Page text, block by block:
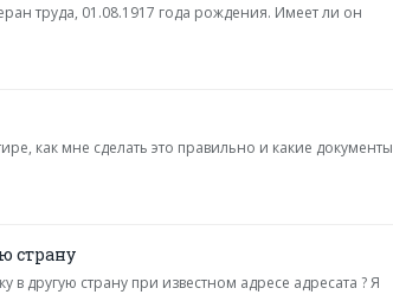
труда, 01.08.1917 года рождения. Имеет ли он
как мне сделать это правильно и какие документы
страну
в другую страну при известном адресе адресата ? Я